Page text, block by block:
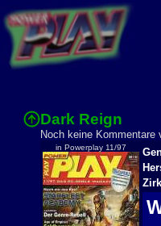
Dark Reign
Noch keine Kommentare
in Powerplay 11/97